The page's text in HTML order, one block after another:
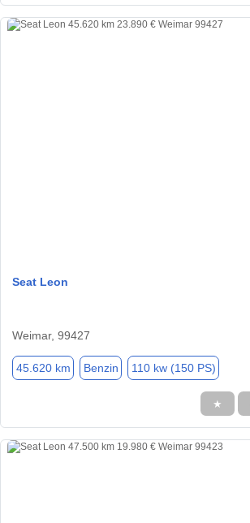
Seat Leon
Weimar, 99427
45.620 km Benzin 110 kw (150 PS)
★